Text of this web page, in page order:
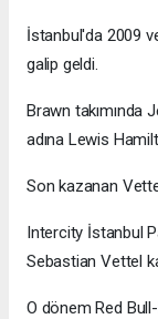
İstanbul'da 2009
galip geldi.
Brawn takımında
adına Lewis
Son kazanan
Intercity İstanbul
Sebastian Vettel
O dönem Red Bull-